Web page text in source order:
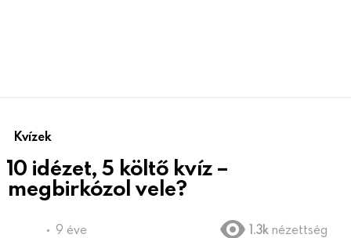
Kvízek
10 idézet, 5 költő kvíz –
megbirkózol vele?
9 éve 1.3k nézettség